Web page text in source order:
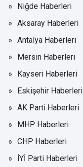
Niğde Haberleri
Aksaray Haberleri
Antalya Haberleri
Mersin Haberleri
Kayseri Haberleri
Eskişehir Haberleri
AK Parti Haberleri
MHP Haberleri
CHP Haberleri
İYİ Parti Haberleri